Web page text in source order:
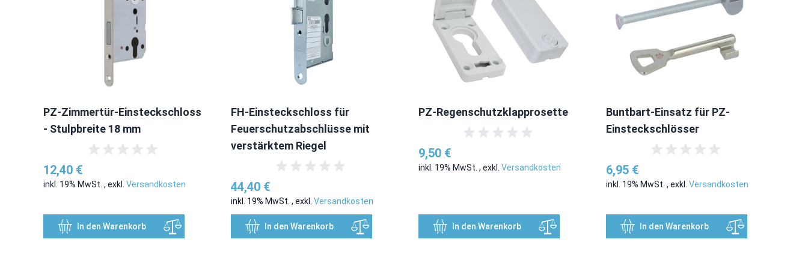
PZ-Zimmertür-Einsteckschloss
- Stulpbreite 18 mm
12,40 €
inkl. 19% MwSt. , exkl. Versandkosten
In den Warenkorb
FH-Einsteckschloss für
Feuerschutzabschlüsse mit
verstärktem Riegel
44,40 €
inkl. 19% MwSt. , exkl. Versandkosten
In den Warenkorb
PZ-Regenschutzklapprosette
9,50 €
inkl. 19% MwSt. , exkl. Versandkosten
In den Warenkorb
Buntbart-Einsatz für PZ-
Einsteckschlösser
6,95 €
inkl. 19% MwSt. , exkl. Versandkosten
In den Warenkorb